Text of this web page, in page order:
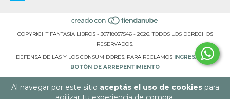
Al navegar por este sitio aceptás el uso de cookiespara
COPYRIGHT FANTASÍA LIBROS - 30718057546 - 2026. TODOS LOS DERECHOS
RESERVADOS.
DEFENSA DE LAS Y LOS CONSUMIDORES. PARA RECLAMOS
INGRESÁ ACÁ.
BOTÓN DE ARREPENTIMIENTO